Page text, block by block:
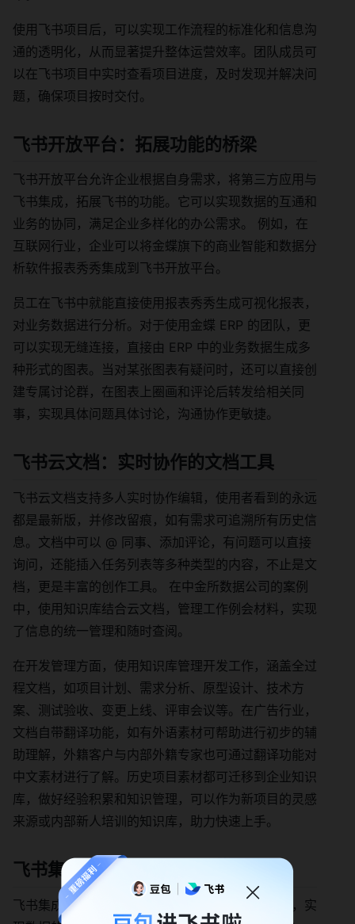
使用飞书项目后，可以实现工作流程的标准化和信息沟
通的透明化，从而显著提升整体运营效率。团队成员可
以在飞书项目中实时查看项目进度，及时发现并解决问
题，确保项目按时交付。
飞书开放平台：拓展功能的桥梁
飞书开放平台允许企业根据自身需求，将第三方应用与
飞书集成，拓展飞书的功能。它可以实现数据的互通和
业务的协同，满足企业多样化的办公需求。 例如，在
互联网行业，企业可以将金蝶旗下的商业智能和数据分
析软件报表秀秀集成到飞书开放平台。
员工在飞书中就能直接使用报表秀秀生成可视化报表，
对业务数据进行分析。对于使用金蝶 ERP 的团队，更
可以实现无缝连接，直接由 ERP 中的业务数据生成多
种形式的图表。当对某张图表有疑问时，还可以直接创
建专属讨论群，在图表上圈画和评论后转发给相关同
事，实现具体问题具体讨论，沟通协作更敏捷。
飞书云文档：实时协作的文档工具
飞书云文档支持多人实时协作编辑，使用者看到的永远
都是最新版，并修改留痕，如有需求可追溯所有历史信
息。文档中可以 @ 同事、添加评论，有问题可以直接
询问，还能插入任务列表等多种类型的内容，不止是文
档，更是丰富的创作工具。 在中金所数据公司的案例
中，使用知识库结合云文档，管理工作例会材料，实现
了信息的统一管理和随时查阅。
在开发管理方面，使用知识库管理开发工作，涵盖全过
程文档，如项目计划、需求分析、原型设计、技术方
案、测试验收、变更上线、评审会议等。在广告行业，
文档自带翻译功能，如有外语素材可帮助进行初步的辅
助理解，外籍客户与内部外籍专家也可通过翻译功能对
中文素材进行了解。历史项目素材都可迁移到企业知识
库，做好经验积累和知识管理，可以作为新项目的灵感
来源或内部新人培训的知识库，助力快速上手。
飞书集成平台：打通数据壁垒
飞书集成平台可以将企业内部的多个系统进行集成，实